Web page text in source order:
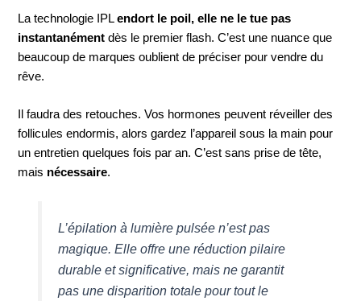
La technologie IPLendort le poil, elle ne le tue pas
instantanément dès le premier flash. C’est une nuance que
beaucoup de marques oublient de préciser pour vendre du
rêve.
Il faudra des retouches. Vos hormones peuvent réveiller des
follicules endormis, alors gardez l’appareil sous la main pour
un entretien quelques fois par an. C’est sans prise de tête,
mais nécessaire.
L’épilation à lumière pulsée n’est pas
magique. Elle offre une réduction pilaire
durable et significative, mais ne garantit
pas une disparition totale pour tout le